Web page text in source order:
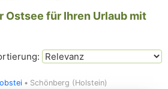
Ostsee für Ihren Urlaub mit
Schönberg (Holstein)